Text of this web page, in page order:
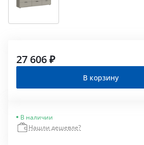
27 606 ₽
В корзину
В наличии
Нашли дешевле?